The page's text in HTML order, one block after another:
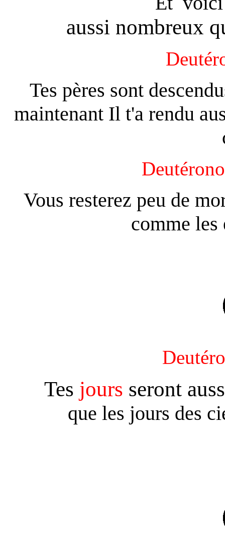
aussi nombreux
Tes pères sont
maintenant Il t'a rendu
Vous resterez peu de
comme les
Tes jours seront
que les jours des